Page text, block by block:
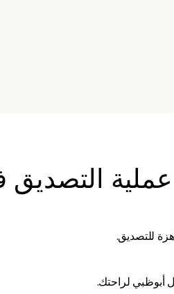
عملية التصديق
للتصديق.
أبوظبي لراحتك.